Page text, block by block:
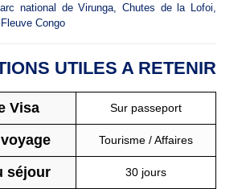
national de Virunga, Chutes de la Lofoi,
Congo
UTILES A RETENIR
Visa Sur passeport
Tourisme / Affaires
séjour 30 jours